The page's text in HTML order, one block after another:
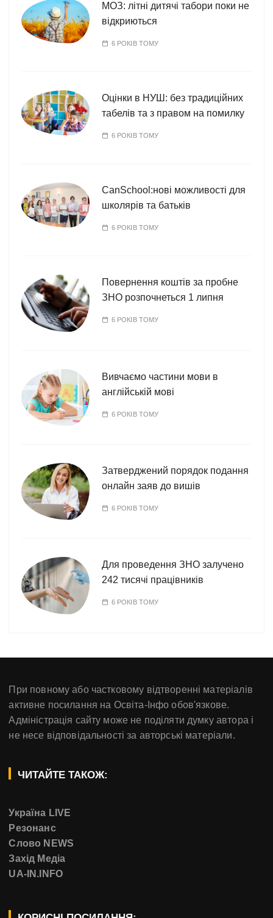
МОЗ: літні дитячі табори поки не
відкриються
6 РОКІВ ТОМУ
Оцінки в НУШ: без традиційних
табелів та з правом на помилку
6 РОКІВ ТОМУ
CanSchool:нові можливості для
школярів та батьків
6 РОКІВ ТОМУ
Повернення коштів за пробне
ЗНО розпочнеться 1 липня
6 РОКІВ ТОМУ
Вивчаємо частини мови в
англійській мові
6 РОКІВ ТОМУ
Затверджений порядок подання
онлайн заяв до вишів
6 РОКІВ ТОМУ
Для проведення ЗНО залучено
242 тисячі працівників
6 РОКІВ ТОМУ
При повному або частковому відтворенні матеріалів
активне посилання на Освіта-Інфо обов'язкове.
Адміністрація сайту може не поділяти думку автора і
не несе відповідальності за авторські матеріали.
ЧИТАЙТЕ ТАКОЖ:
Україна LIVE
Резонанс
Слово NEWS
Захід Медіа
UA-IN.INFO